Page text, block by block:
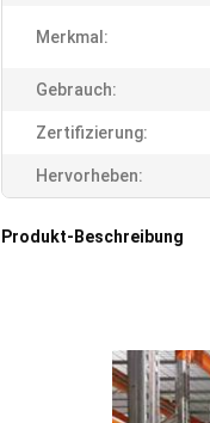
Merkmal:
Gebrauch:
Zertifizierung:
Hervorheben:
Produkt-Beschreibung